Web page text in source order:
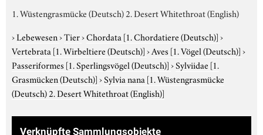
1. Wüstengrasmücke (Deutsch) 2. Desert Whitethroat (English)
›Lebewesen›Tier›Chordata [1. Chordatiere (Deutsch)]›
Vertebrata [1. Wirbeltiere (Deutsch)]›Aves [1. Vögel (Deutsch)]›
Passeriformes [1. Sperlingsvögel (Deutsch)]›Sylviidae [1.
Grasmücken (Deutsch)]›Sylvia nana [1. Wüstengrasmücke
(Deutsch) 2. Desert Whitethroat (English)]
Verknüpfte Sammlungsobjekte